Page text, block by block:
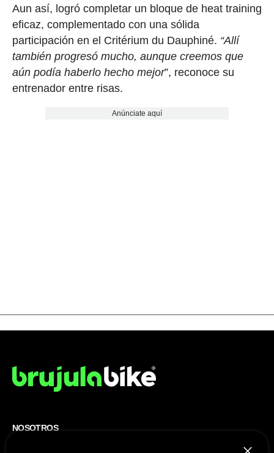
Aun así, logró completar un bloque de heat training
eficaz, complementado con una sólida
participación en el Critérium du Dauphiné. “Allí
también progresó mucho, aunque creemos que
aún podía haberlo hecho mejor”, reconoce su
entrenador entre risas.
Anúnciate aquí
NOSOTROS